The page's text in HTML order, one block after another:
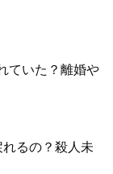
ていた？離婚や
れるの？殺人未